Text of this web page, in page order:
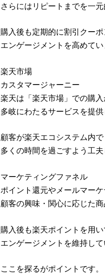
さらにはリピートまでを一元
購入後も定期的に割引クー
エンゲージメントを高めてい
楽天市場
カスタマージャーニー
楽天は「楽天市場」での購
多岐にわたるサービスを提供
顧客が楽天エコシステム内で
多くの時間を過ごすよう工夫
マーケティングファネル
ポイント還元やメールマーケ
顧客の興味・関心に応じた
購入後も楽天ポイントを用い
エンゲージメントを維持して
ここを探るがポイントです。